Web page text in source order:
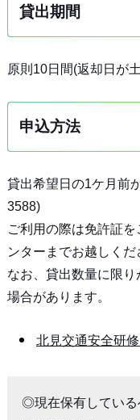
貸出期間
原則10日間(返却日が
申込方法
貸出希望日の1ケ月前
3588)
ご利用の際は免許証
ンターまでお越しくだ
なお、貸出数量に限
場合があります。
北見交通安全研
◎現在保有している